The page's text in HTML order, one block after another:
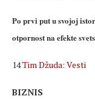
Po prvi put u svojoj
otpornost na efekte
14Tim Džuda: Vesti
BIZNIS